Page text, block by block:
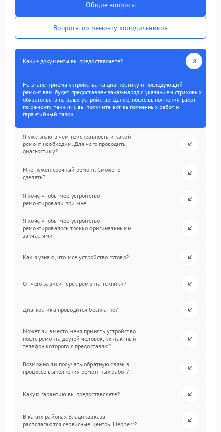
Общие вопросы
Вопросы по ремонту холодильников
Какие документы вы предоставляете?
На этапе приема устройства на диагностику и последующий
ремонт вам будет предоставлен заказ-наряд с указанием страховых
обязательств на ваше устройство. Далее, после выполнения работ
по ремонту техники, вы получите акт выполненных работ и
гарантийный талон.
Я уже знаю в чем неисправность и какой
ремонт необходим. Для чего проводить
диагностику?
Мне нужен срочный ремонт. Сможете
сделать?
Я хочу, чтобы мое устройство
ремонтировали при мне.
Я хочу, чтобы мое устройство
ремонтировалось только оригинальными
запчастями.
Как я узнаю, что мое устройство готово?
От чего зависит срок ремонта техники?
Диагностика проводится бесплатно?
Может ли вместо меня принять устройство
после ремонта другой человек, контактный
телефон которого я предоставлю?
Возможно ли получать обратную связь в
процессе выполнения ремонтных работ?
Какую гарантию вы предоставляете?
В каких районах Владикавказа
располагаются сервисные центры Liebherr?